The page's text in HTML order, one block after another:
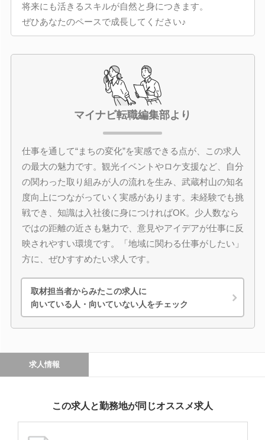
将来にも活きるスキルが自然と身につきます。
ぜひあなたのペースで成長してください♪
マイナビ転職編集部より
仕事を通して“まちの変化”を実感できる点が、この求人
の最大の魅力です。観光イベントやロケ支援など、自分
の関わった取り組みが人の流れを生み、武蔵村山の知名
度向上につながっていく実感があります。未経験でも挑
戦でき、知識は入社後に身につければOK。少人数なら
ではの距離の近さも魅力で、意見やアイデアが仕事に反
映されやすい環境です。「地域に関わる仕事がしたい」
方に、ぜひすすめたい求人です。
取材担当者からみたこの求人に
向いている人・向いていない人をチェック
求人情報
この求人と勤務地が同じオススメ求人